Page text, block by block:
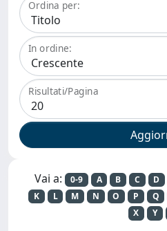
Ordina per:
In ordine:
Risultati/Pagina
Vai a: 0-9 A B C D
K
L M N O P Q
X
Y